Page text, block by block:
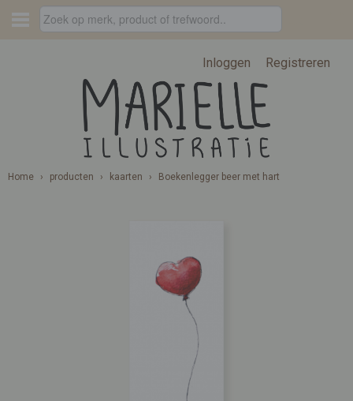
Inloggen Registreren
Home › producten › kaarten › Boekenlegger beer met hart